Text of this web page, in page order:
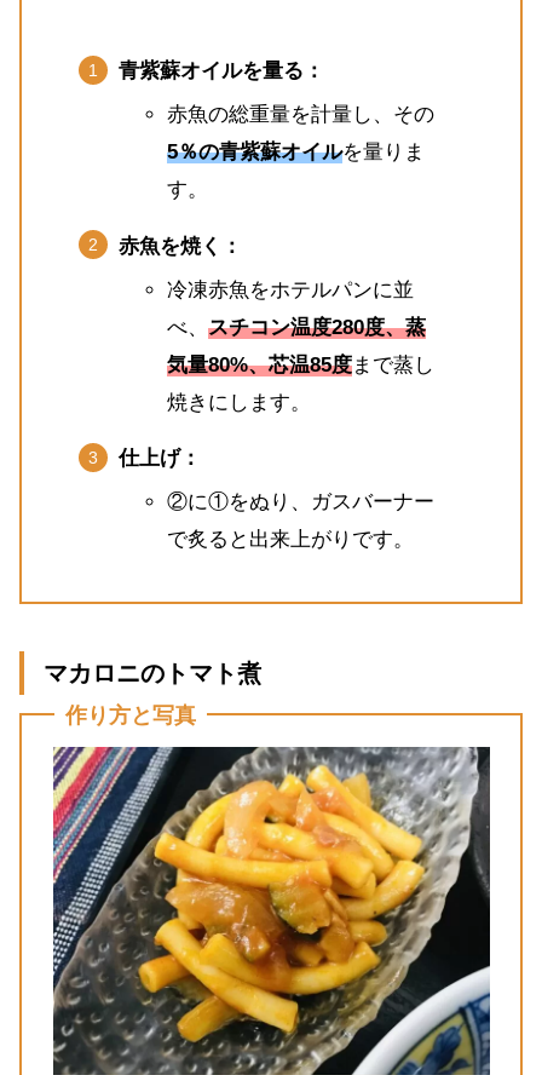
青紫蘇オイルを量る：
赤魚の総重量を計量し、その
5％の青紫蘇オイルを量りま
す。
赤魚を焼く：
冷凍赤魚をホテルパンに並
べ、 スチコン温度280度、蒸
気量80%、芯温85度まで蒸し
焼きにします。
仕上げ：
②に①をぬり、ガスバーナー
で炙ると出来上がりです。
マカロニのトマト煮
作り方と写真